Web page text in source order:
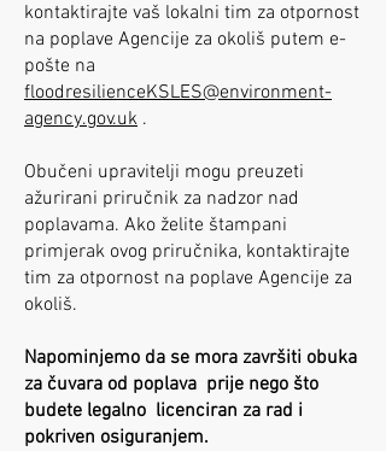
kontaktirajte vaš lokalni tim za otpornost
na poplave Agencije za okoliš putem e-
pošte na
floodresilienceKSLES@environment-
agency.gov.uk .
Obučeni upravitelji mogu preuzeti
ažurirani priručnik za nadzor nad
poplavama. Ako želite štampani
primjerak ovog priručnika, kontaktirajte
tim za otpornost na poplave Agencije za
okoliš.
Napominjemo da se mora završiti obuka
za čuvara od poplava prije nego što
budete legalno licenciran za rad i
pokriven osiguranjem.